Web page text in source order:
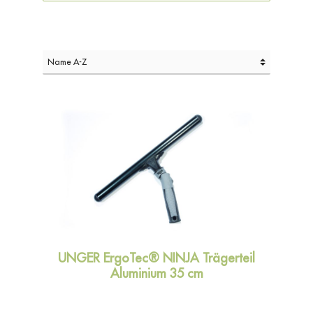
UNGER ErgoTec® NINJA Trägerteil
Aluminium 35 cm